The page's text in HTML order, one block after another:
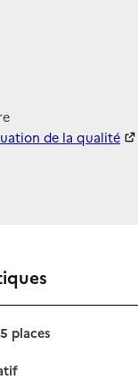
de la qualité
places